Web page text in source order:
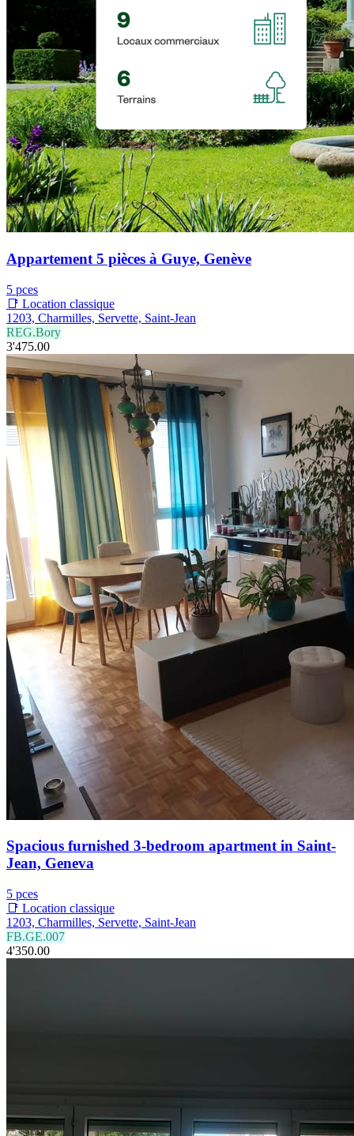
Appartement 5 pièces à Guye, Genève
5 pces
📑 Location classique
1203, Charmilles, Servette, Saint-Jean
REG.Bory
3'475.00
Spacious furnished 3-bedroom apartment in Saint-
Jean, Geneva
5 pces
📑 Location classique
1203, Charmilles, Servette, Saint-Jean
FB.GE.007
4'350.00